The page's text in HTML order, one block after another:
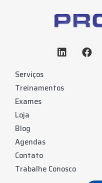
Serviços
Treinamentos
Exames
Loja
Blog
Agendas
Contato
Trabalhe Conosco